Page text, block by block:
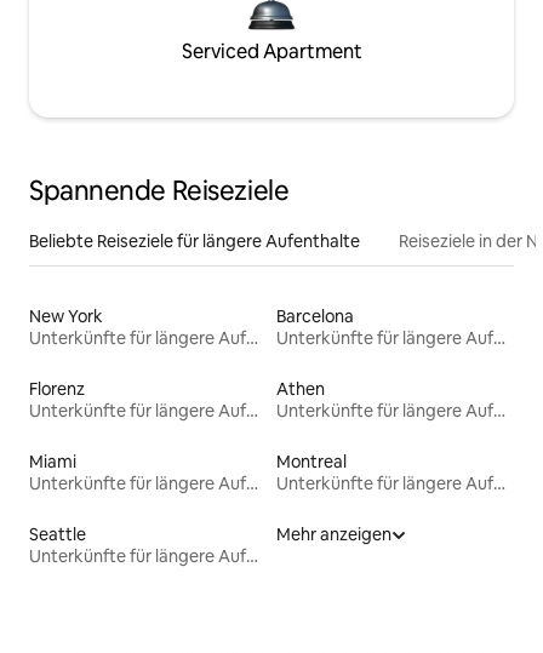
Serviced Apartment
Spannende Reiseziele
Beliebte Reiseziele für längere Aufenthalte Reiseziele in der
New York
Unterkünfte für längere Aufenthalte
Barcelona
Unterkünfte für längere Aufenthalte
Florenz
Unterkünfte für längere Aufenthalte
Athen
Unterkünfte für längere Aufenthalte
Miami
Unterkünfte für längere Aufenthalte
Montreal
Unterkünfte für längere Aufenthalte
Seattle
Unterkünfte für längere Aufenthalte
Mehr anzeigen